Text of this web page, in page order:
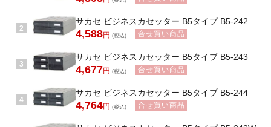
2
サカセ ビジネスカセッター B5タイプ B5-242
4,588円 (税込) 合せ買い商品
3
サカセ ビジネスカセッター B5タイプ B5-243
4,677円 (税込) 合せ買い商品
4
サカセ ビジネスカセッター B5タイプ B5-244
4,764円 (税込) 合せ買い商品